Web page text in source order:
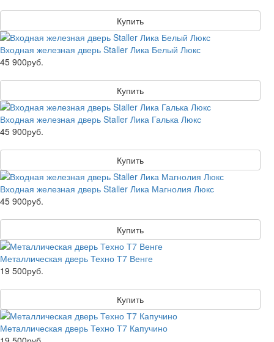
Купить
Входная железная дверь Staller Лика Белый Люкс
45 900руб.
Купить
Входная железная дверь Staller Лика Галька Люкс
45 900руб.
Купить
Входная железная дверь Staller Лика Магнолия Люкс
45 900руб.
Купить
Металлическая дверь Техно Т7 Венге
19 500руб.
Купить
Металлическая дверь Техно Т7 Капучино